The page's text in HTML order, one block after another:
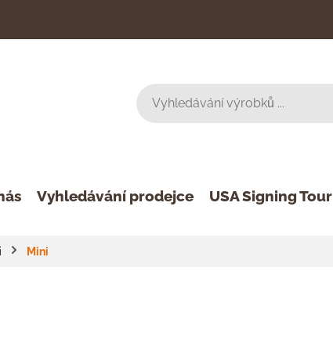
Vyhledávání prodejce USA Signing Tour
Mini